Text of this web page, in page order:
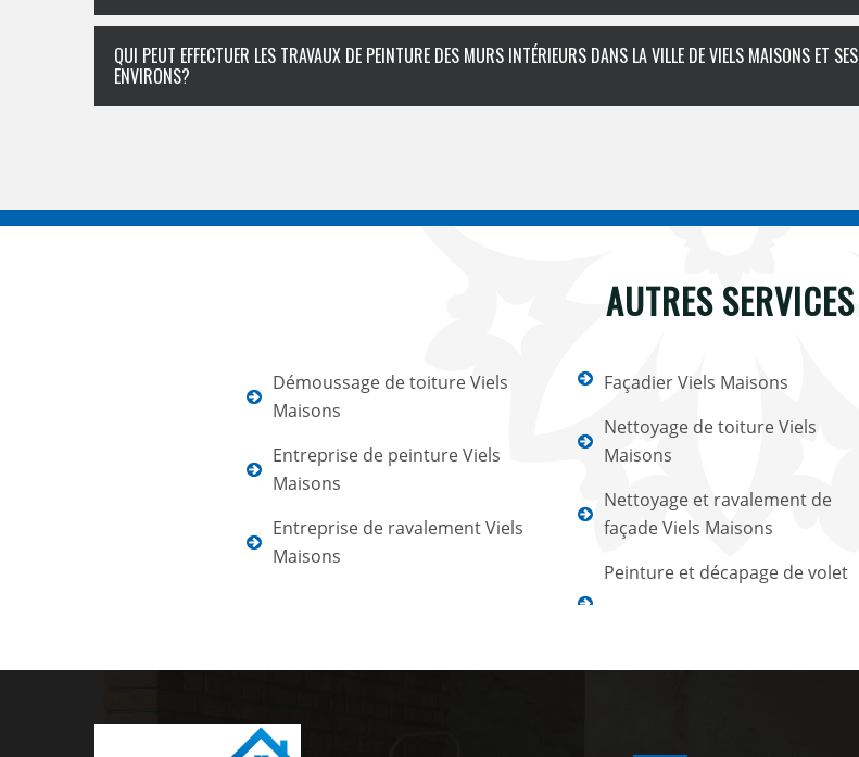
QUI PEUT EFFECTUER LES TRAVAUX DE PEINTURE DES MURS INTÉRIEURS DANS LA VILLE DE VIELS MAISONS ET SES
ENVIRONS?
AUTRES SERVICES
Démoussage de toiture Viels
Maisons
Entreprise de peinture Viels
Maisons
Entreprise de ravalement Viels
Maisons
Façadier Viels Maisons
Nettoyage de toiture Viels
Maisons
Nettoyage et ravalement de
façade Viels Maisons
Peinture et décapage de volet